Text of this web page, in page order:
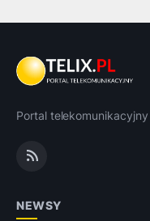
Portal
NEWSY